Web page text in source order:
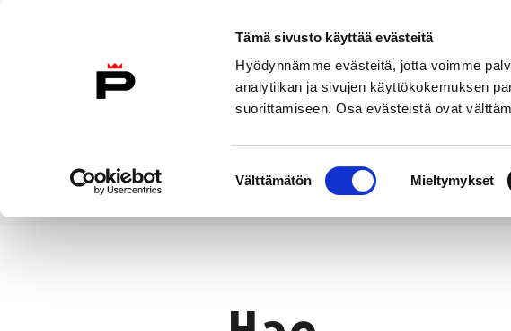
Tämä sivusto käyttää evästeitä
Hyödynnämme evästeitä, jotta voimme
analytiikan ja sivujen käyttökokemuksen
suorittamiseen. Osa evästeistä ovat
valinta
Välttämätön Mieltymykset
Etusivulle
Etusivu